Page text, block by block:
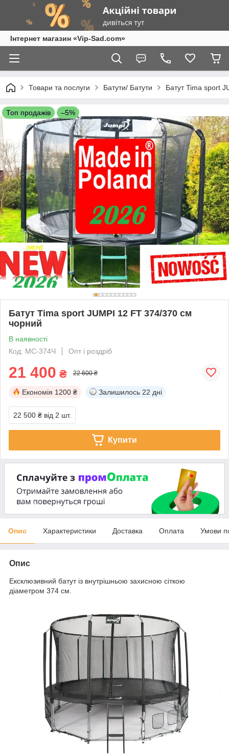
Інтернет магазин «Vip-Sad.com»
Товари та послуги Батути/ Батути Батут Tima sport
Топ продажів –5%
Батут Tima sport JUMPI 12 FT 374/370 см
чорний
В наявності
Код: MC-374Ч
Опт і роздріб
21 400 ₴ 22 600 ₴
Економія 1200 ₴ Залишилось 22 дні
22 500 ₴ від 2 шт.
Купити
Опис Характеристики Доставка Оплата Умови
Опис
Ексклюзивний батут із внутрішньою захисною сіткою
діаметром 374 см.